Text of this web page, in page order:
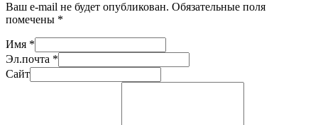
Ваш e-mail не будет опубликован. Обязательные поля
помечены *
Имя *
Эл.почта *
Сайт